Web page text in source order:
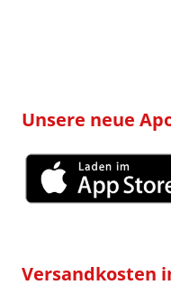
Unsere neue
Versandkosten